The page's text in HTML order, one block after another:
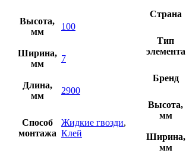
Высота,
мм
100
Ширина,
мм
7
Длина,
мм
2900
Способ
монтажа
Жидкие гвозди,
Клей
Страна
Тип
элемента
Бренд
Высота,
мм
Ширина,
мм